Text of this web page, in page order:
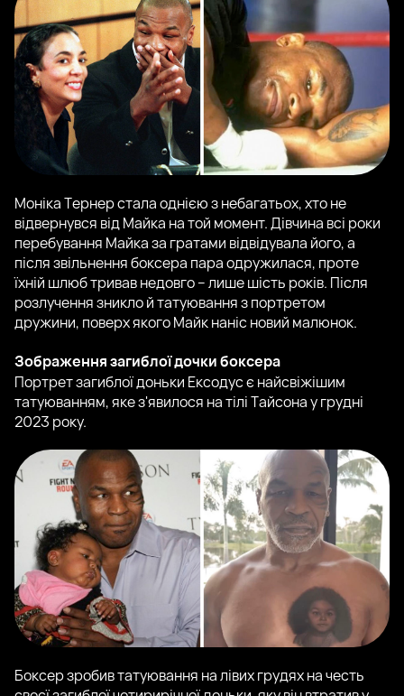
Моніка Тернер стала однією з небагатьох, хто не
відвернувся від Майка на той момент. Дівчина всі роки
перебування Майка за гратами відвідувала його, а
після звільнення боксера пара одружилася, проте
їхній шлюб тривав недовго – лише шість років. Після
розлучення зникло й татуювання з портретом
дружини, поверх якого Майк наніс новий малюнок.
Зображення загиблої дочки боксера
Портрет загиблої доньки Ексодус є найсвіжішим
татуюванням, яке з'явилося на тілі Тайсона у грудні
2023 року.
Боксер зробив татуювання на лівих грудях на честь